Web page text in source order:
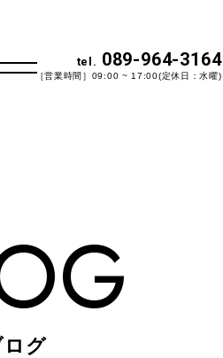
tel. 089-964-3164
［営業時間］09:00 ~ 17:00(定休日：水曜)
ログ